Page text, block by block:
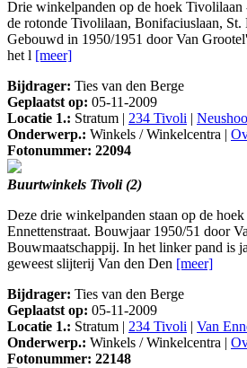
Drie winkelpanden op de hoek Tivolilaan
de rotonde Tivolilaan, Bonifaciuslaan, St.
Gebouwd in 1950/1951 door Van
het l [meer]
Bijdrager: Ties van den Berge
Geplaatst op: 05-11-2009
Locatie 1.: Stratum | 234 Tivoli |
Onderwerp.: Winkels / Winkelcentra |
Fotonummer: 22094
Buurtwinkels Tivoli (2)
Deze drie winkelpanden staan op de
Ennettenstraat. Bouwjaar 1950/51 door
Bouwmaatschappij. In het linker pand is
geweest slijterij Van den Den [meer]
Bijdrager: Ties van den Berge
Geplaatst op: 05-11-2009
Locatie 1.: Stratum | 234 Tivoli | Van
Onderwerp.: Winkels / Winkelcentra |
Fotonummer: 22148